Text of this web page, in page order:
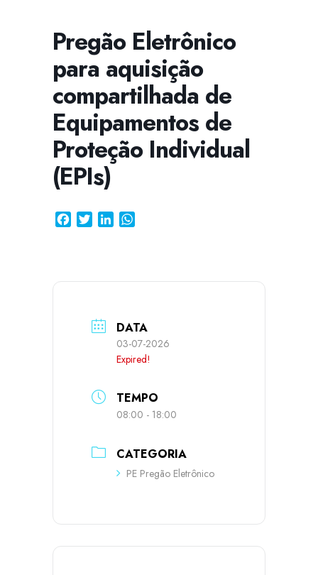
Pregão Eletrônico
para aquisição
compartilhada de
Equipamentos de
Proteção Individual
(EPIs)
FacebookTwitterLinkedIn
DATA
03-07-2026
Expired!
TEMPO
08:00 - 18:00
CATEGORIA
PE Pregão Eletrônico
CISSA
Assistente Virtual do CISAB